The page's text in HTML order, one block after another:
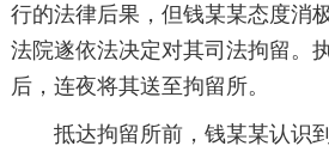
行的法律后果，但钱某某态度消
法院遂依法决定对其司法拘留。
后，连夜将其送至拘留所。
抵达拘留所前，钱某某认识